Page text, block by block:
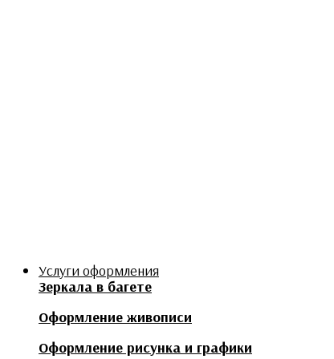
Услуги оформления
Зеркала в багете
Оформление живописи
Оформление рисунка и графики